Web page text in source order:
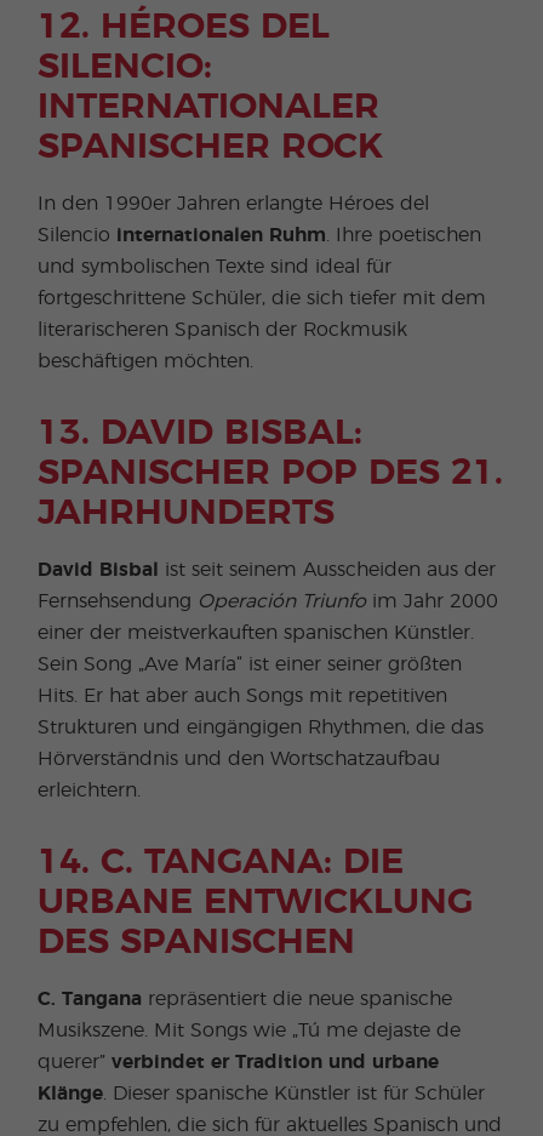
12. HÉROES DEL
SILENCIO:
INTERNATIONALER
SPANISCHER ROCK
In den 1990er Jahren erlangte Héroes del
Silencio
internationalen Ruhm . Ihre poetischen
und symbolischen Texte sind ideal für
fortgeschrittene Schüler, die sich tiefer mit dem
literarischeren Spanisch der Rockmusik
beschäftigen möchten.
13. DAVID BISBAL:
SPANISCHER POP DES 21.
JAHRHUNDERTS
David Bisbal
ist seit seinem Ausscheiden aus der
Fernsehsendung Operación Triunfo im Jahr 2000
einer der meistverkauften spanischen Künstler.
Sein Song „Ave María“ ist einer seiner größten
Hits. Er hat aber auch Songs mit repetitiven
Strukturen und eingängigen Rhythmen, die das
Hörverständnis und den Wortschatzaufbau
erleichtern.
14. C. TANGANA: DIE
URBANE ENTWICKLUNG
DES SPANISCHEN
C. Tangana repräsentiert die neue spanische
Musikszene. Mit Songs wie „Tú me dejaste de
querer”verbindet er Tradition und urbane
Klänge . Dieser spanische Künstler ist für Schüler
zu empfehlen, die sich für aktuelles Spanisch und